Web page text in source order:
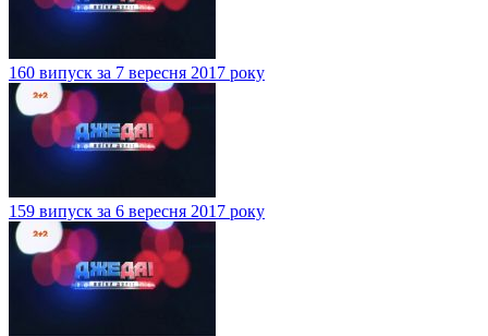
160 випуск за 7 вересня 2017 року
159 випуск за 6 вересня 2017 року